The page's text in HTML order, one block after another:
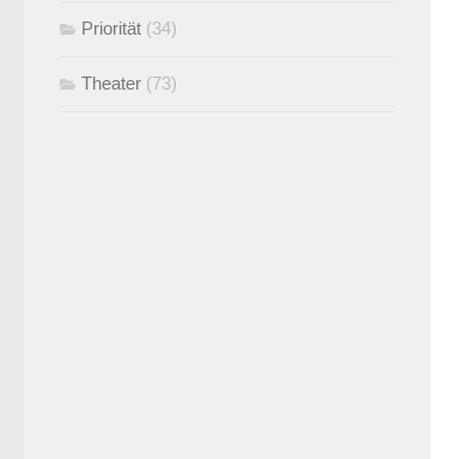
Priorität (34)
Theater (73)